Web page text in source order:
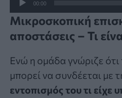
00:00
Μικροσκοπική
αποστάσεις – Τι
Ενώ η ομάδα γνώριζε
μπορεί να συνδέεται με
εντοπισμός του τι είχε